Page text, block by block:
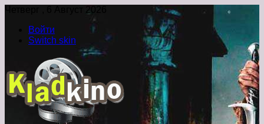
Четверг , 6 Август 2026
Войти
Switch skin